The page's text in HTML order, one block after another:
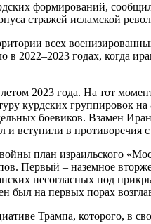
формирований,
стражей исламской
всех
в 2022–2023 годах, когда
2023 года. На тот
курдских группировок
боевиков. Взамен
вступили в противоречия
план израильского
Первый – наземное
несогласных под
был на первых порах
Трампа, которого, в